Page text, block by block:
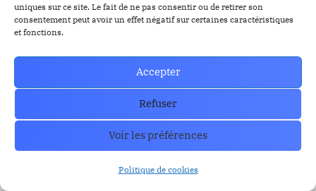
uniques sur ce site. Le fait de ne pas consentir ou de retirer son
consentement peut avoir un effet négatif sur certaines caractéristiques
et fonctions.
Accepter
Refuser
Voir les préférences
Politique de cookies
TAGS
Airdrop
$BBCAirdrops ArgentineAudit
BinanceBitBankCoin
BitBankCoin Visa Card NFTs
bitcoin BlackRock